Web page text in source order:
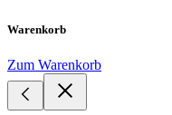
Warenkorb
Zum Warenkorb